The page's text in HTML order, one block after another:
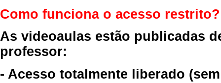
Como funciona o acesso restrito?
As videoaulas estão publicadas
professor:
- Acesso totalmente liberado